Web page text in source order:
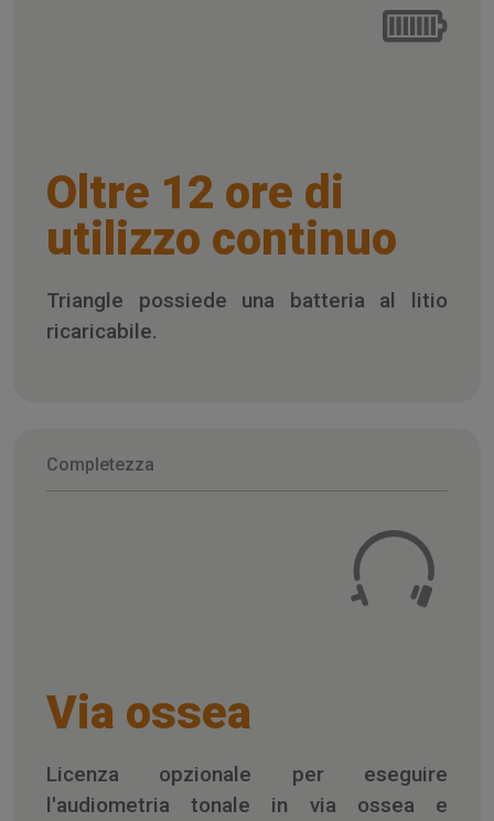
Oltre 12 ore di
utilizzo continuo
Triangle possiede una batteria al litio
ricaricabile.
Completezza
Via ossea
Licenza opzionale per eseguire
l'audiometria tonale in via ossea e